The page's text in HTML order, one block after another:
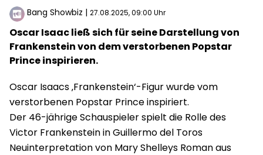
Bang Showbiz | 27.08.2025, 09:00 Uhr
Oscar Isaac ließ sich für seine Darstellung von
Frankenstein von dem verstorbenen Popstar
Prince inspirieren.
Oscar Isaacs ‚Frankenstein‘-Figur wurde vom
verstorbenen Popstar Prince inspiriert.
Der 46-jährige Schauspieler spielt die Rolle des
Victor Frankenstein in Guillermo del Toros
Neuinterpretation von Mary Shelleys Roman aus